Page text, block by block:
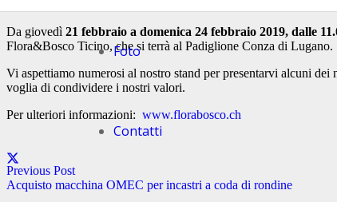
Foto
Contatti
Da giovedì 21 febbraio a domenica 24 febbraio 2019, dalle
Flora&Bosco Ticino, che si terrà al Padiglione Conza di Lugano.
Vi aspettiamo numerosi al nostro stand per presentarvi alcuni
voglia di condividere i nostri valori.
Per ulteriori informazioni: www.florabosco.ch
Previous Post
Acquisto macchina OMEC per incastri a coda di rondine